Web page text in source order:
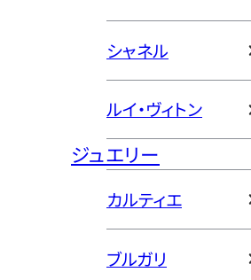
シャネル
ルイ・ヴィトン
ジュエリー
カルティエ
ブルガリ